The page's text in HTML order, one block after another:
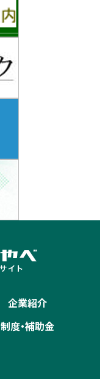
企業紹介
制度・補助金